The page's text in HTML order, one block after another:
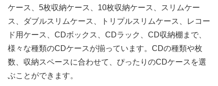
ケース、5枚収納ケース、10枚収納ケース、スリムケー
ス、ダブルスリムケース、トリプルスリムケース、レコー
ド用ケース、CDボックス、CDラック、CD収納棚まで、
様々な種類のCDケースが揃っています。CDの種類や枚
数、収納スペースに合わせて、ぴったりのCDケースを選
ぶことができます。